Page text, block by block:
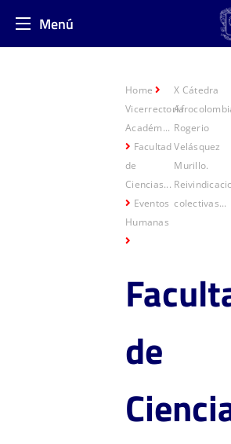
Menú
Home
Vicerrectoría
Académ...
Facultad
de
Ciencias...
Eventos
Humanas
X Cátedra
Rogerio
Velásquez
Murillo.
colectivas...
de